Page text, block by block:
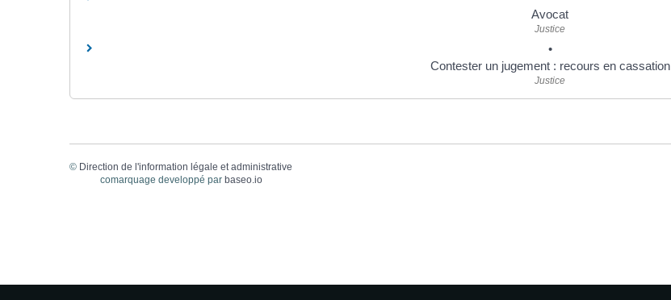
Avocat
Justice
Contester un jugement : recours en cassation
Justice
© Direction de l'information légale et administrative
comarquage developpé par baseo.io